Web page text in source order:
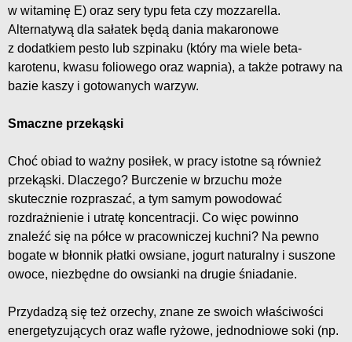
w witaminę E) oraz sery typu feta czy mozzarella.
Alternatywą dla sałatek będą dania makaronowe
z dodatkiem pesto lub szpinaku (który ma wiele beta-
karotenu, kwasu foliowego oraz wapnia), a także potrawy na
bazie kaszy i gotowanych warzyw.
Smaczne przekąski
Choć obiad to ważny posiłek, w pracy istotne są również
przekąski. Dlaczego? Burczenie w brzuchu może
skutecznie rozpraszać, a tym samym powodować
rozdrażnienie i utratę koncentracji. Co więc powinno
znaleźć się na półce w pracowniczej kuchni? Na pewno
bogate w błonnik płatki owsiane, jogurt naturalny i suszone
owoce, niezbędne do owsianki na drugie śniadanie.
Przydadzą się też orzechy, znane ze swoich właściwości
energetyzujących oraz wafle ryżowe, jednodniowe soki (np.